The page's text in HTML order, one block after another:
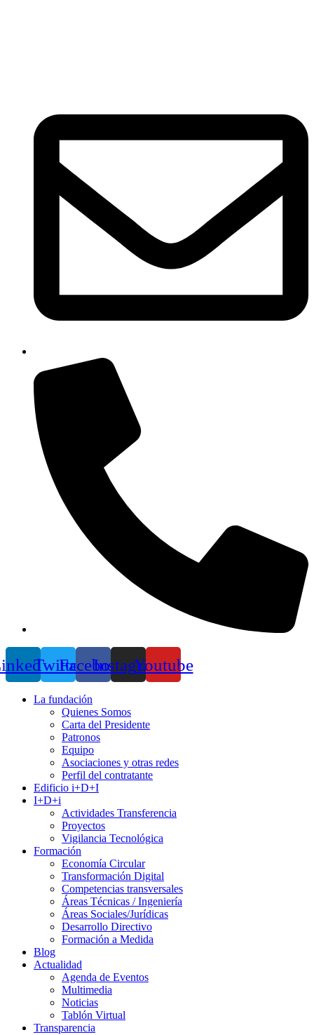
TwitterFacebookInstagramYoutube
La fundación
Quienes Somos
Carta del Presidente
Patronos
Equipo
Asociaciones y otras redes
Perfil del contratante
Edificio i+D+I
I+D+i
Actividades Transferencia
Proyectos
Vigilancia Tecnológica
Formación
Economía Circular
Transformación Digital
Competencias transversales
Áreas Técnicas / Ingeniería
Áreas Sociales/Jurídicas
Desarrollo Directivo
Formación a Medida
Blog
Actualidad
Agenda de Eventos
Multimedia
Noticias
Tablón Virtual
Transparencia